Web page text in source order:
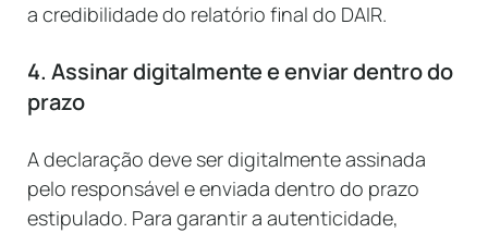
a credibilidade do relatório final do DAIR.
4. Assinar digitalmente e enviar dentro do
prazo
A declaração deve ser digitalmente assinada
pelo responsável e enviada dentro do prazo
estipulado. Para garantir a autenticidade,